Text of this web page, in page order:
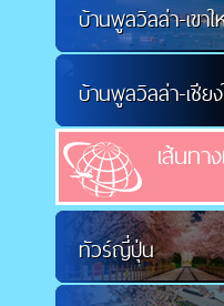
บ้านพูลวิลล่า-เขา
บ้านพูลวิลล่า-เชีย
เส้นทา
ทัวร์ญี่ปุ่น